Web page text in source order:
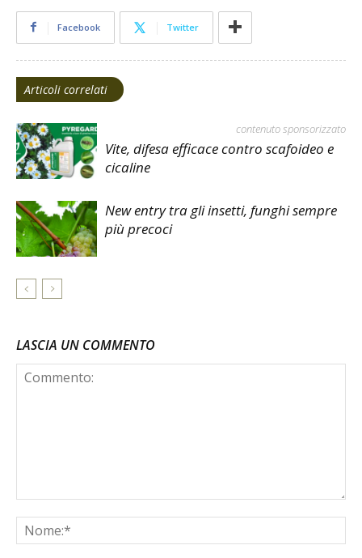
Facebook Twitter
Articoli correlati
contenuto sponsorizzato
Vite, difesa efficace contro scafoideo e
cicaline
New entry tra gli insetti, funghi sempre
più precoci
LASCIA UN COMMENTO